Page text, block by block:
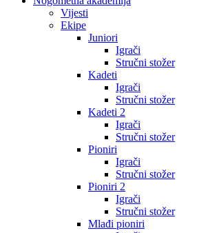
Vijesti
Ekipe
Juniori
Igrači
Stručni stožer
Kadeti
Igrači
Stručni stožer
Kadeti 2
Igrači
Stručni stožer
Pioniri
Igrači
Stručni stožer
Pioniri 2
Igrači
Stručni stožer
Mlađi pioniri